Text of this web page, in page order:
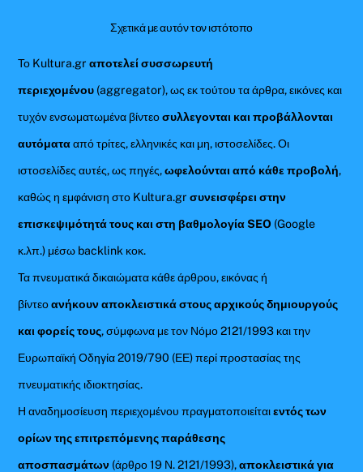
Σχετικά με αυτόν τον ιστότοπο
Το Kultura.grαποτελεί συσσωρευτή
περιεχομένου (aggregator), ως εκ τούτου τα άρθρα, εικόνες και
τυχόν ενσωματωμένα βίντεοσυλλεγονται και προβάλλονται
αυτόματααπό τρίτες, ελληνικές και μη, ιστοσελίδες. Οι
ιστοσελίδες αυτές, ως πηγές,ωφελούνται από κάθε προβολή,
καθώς η εμφάνιση στο Kultura.gr συνεισφέρει στην
επισκεψιμότητά τους και στη βαθμολογία SEO (Google
κ.λπ.) μέσω backlink κοκ.
Τα πνευματικά δικαιώματα κάθε άρθρου, εικόνας ή
βίντεοανήκουν αποκλειστικά στους αρχικούς δημιουργούς
και φορείς τους, σύμφωνα με τον Νόμο 2121/1993 και την
Ευρωπαϊκή Οδηγία 2019/790 (ΕΕ) περί προστασίας της
πνευματικής ιδιοκτησίας.
Η αναδημοσίευση περιεχομένου πραγματοποιείταιεντός των
ορίων της επιτρεπόμενης παράθεσης
αποσπασμάτων (άρθρο 19 Ν. 2121/1993),αποκλειστικά για